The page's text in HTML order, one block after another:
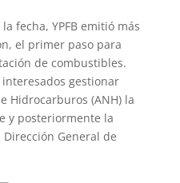
fecha, YPFB emitió más
el primer paso para
de combustibles.
gestionar
Hidrocarburos (ANH) la
y posteriormente la
General de